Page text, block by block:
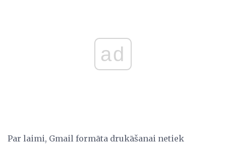
ad
Par laimi, Gmail formāta drukāšanai netiek